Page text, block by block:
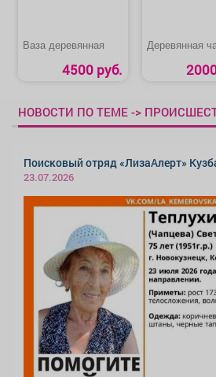
Ваза деревянная
4500 руб.
Деревянная
НОВОСТИ ПО ТЕМЕ ->
Поисковый отряд «ЛизаАлерт»
23.07.2026